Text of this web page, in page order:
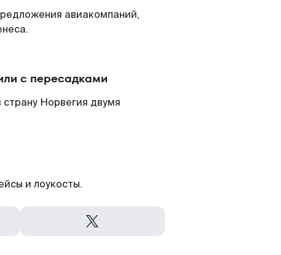
авиакомпаний,
с пересадками
Норвегия двумя
и лоукосты.